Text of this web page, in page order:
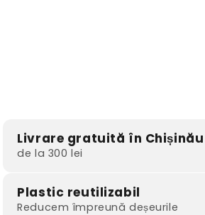
Livrare gratuită în Chișinău
de la 300 lei
Plastic reutilizabil
Reducem împreună deșeurile